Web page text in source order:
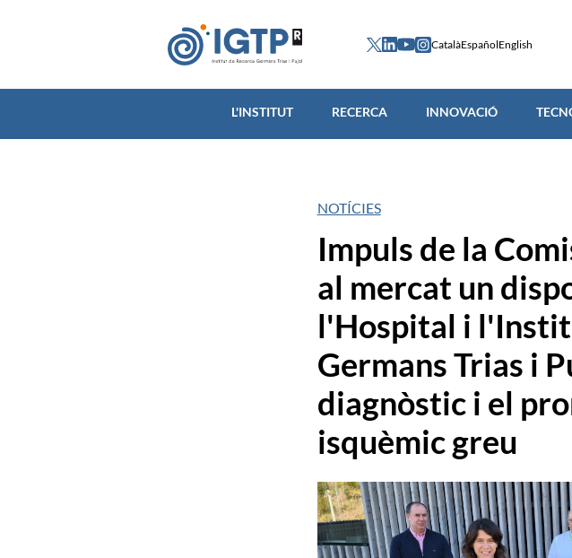
CatalàEspañolEnglish
L'INSTITUT RECERCA INNOVACIÓ
NOTÍCIES
Impuls de la
al mercat un
l'Hospital i
Germans Trias i
diagnòstic i el
isquèmic greu